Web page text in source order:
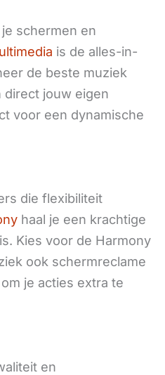
schermen en
is de alles-in-
de beste muziek
direct jouw eigen
voor een dynamische
die flexibiliteit
haal je een krachtige
Kies voor de Harmony
ook schermreclame
je acties extra te
en